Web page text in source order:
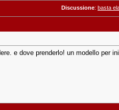
Discussione: basta
e dove prenderlo! un modello per